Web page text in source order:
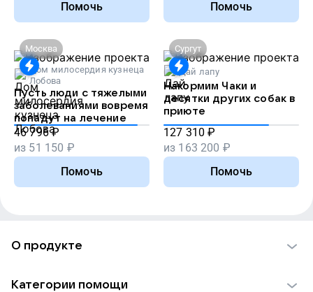
Помочь
Помочь
Москва
Дом милосердия кузнеца
Лобова
Пусть люди с тяжелыми
заболеваниями вовремя
попадут на лечение
46 796 ₽
из 51 150 ₽
Помочь
Сургут
Дай лапу
Накормим Чаки и
десятки других собак в
приюте
127 310 ₽
из 163 200 ₽
Помочь
О продукте
Категории помощи